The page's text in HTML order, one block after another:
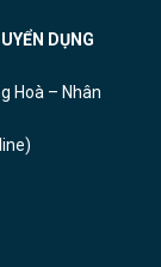
DỤNG
Hoà – Nhân